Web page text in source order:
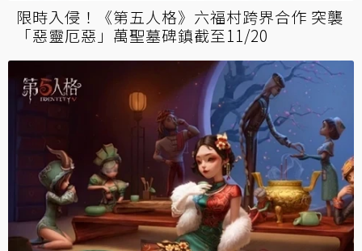
限時入侵！《第五人格》六福村跨界合作 突襲
「惡靈厄惡」萬聖墓碑鎮截至11/20